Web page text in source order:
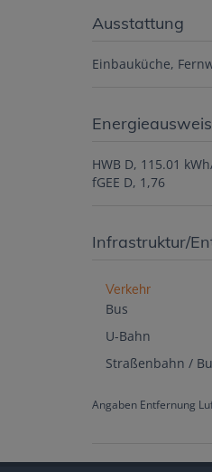
Ausstattung
Einbauküche
Energieausweis
HWB D, 115.01
fGEE D, 1,76
Infrastruktur/
Verkehr
Bus
U-Bahn
Straßenbahn /
Angaben Entfernung